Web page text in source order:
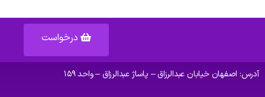
درخواست
آدرس: اصفهان خیابان عبدالرزاق – پاساژ عبدالرزاق – واحد ۱۵۹